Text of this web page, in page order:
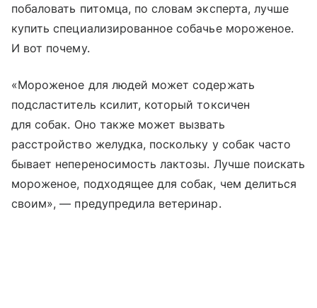
побаловать питомца, по словам эксперта, лучше
купить специализированное собачье мороженое.
И вот почему.
«Мороженое для людей может содержать
подсластитель ксилит, который токсичен
для собак. Оно также может вызвать
расстройство желудка, поскольку у собак часто
бывает непереносимость лактозы. Лучше поискать
мороженое, подходящее для собак, чем делиться
своим», — предупредила ветеринар.